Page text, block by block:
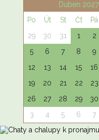
Duben 2027
Po
Út St Čt Pá
29
30 31 1 2
5
6 7 8 9
12
13 14 15 16
19
20 21 22 23
26
27 28 29 30
3
4 5 6 7